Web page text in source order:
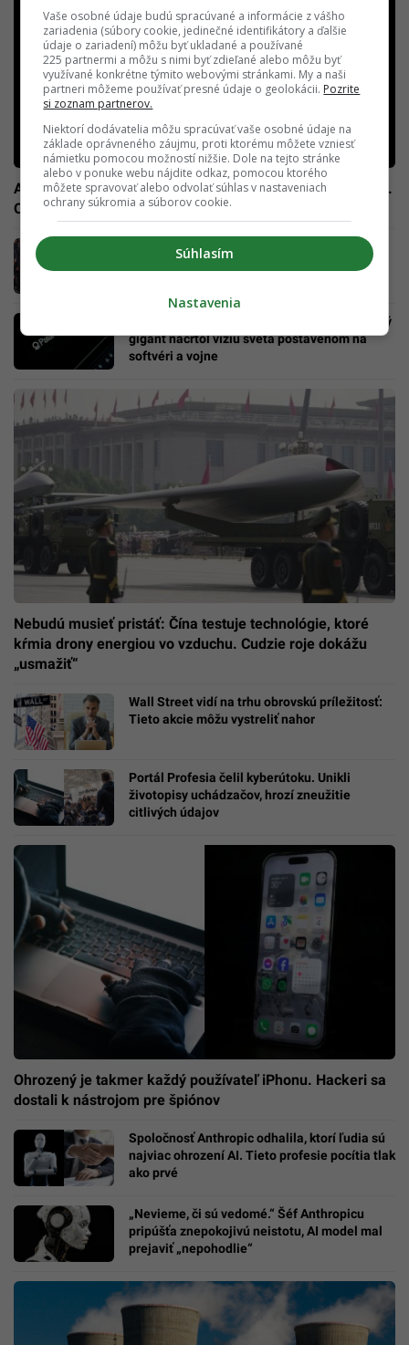
AI vystrelila technologické firmy k rekordným výsledkom.
Odborník varuje pred vážnymi rizikami
Trump priletel do Číny s Muskom, Cookom aj
šéfom Nvidie. Od Si Ťin-pchinga žiada veľkú
Ako z filmu o superzloduchovi. Technologický
gigant načrtol víziu sveta postavenom na
softvéri a vojne
Nebudú musieť pristáť: Čína testuje technológie, ktoré
kŕmia drony energiou vo vzduchu. Cudzie roje dokážu
„usmažiť“
Wall Street vidí na trhu obrovskú príležitosť:
Tieto akcie môžu vystreliť nahor
Portál Profesia čelil kyberútoku. Unikli
životopisy uchádzačov, hrozí zneužitie
citlivých údajov
Ohrozený je takmer každý používateľ iPhonu. Hackeri sa
dostali k nástrojom pre špiónov
Spoločnosť Anthropic odhalila, ktorí ľudia sú
najviac ohrození AI. Tieto profesie pocítia tlak
ako prvé
„Nevieme, či sú vedomé.“ Šéf Anthropicu
pripúšťa znepokojivú neistotu, AI model mal
prejaviť „nepohodlie“
Vaše osobné údaje budú spracúvané a informácie z vášho
zariadenia (súbory cookie, jedinečné identifikátory a ďalšie
údaje o zariadení) môžu byť ukladané a používané
225 partnermi a môžu s nimi byť zdieľané alebo môžu byť
využívané konkrétne týmito webovými stránkami. My a naši
partneri môžeme používať presné údaje o geolokácii. Pozrite
si zoznam partnerov.
Niektorí dodávatelia môžu spracúvať vaše osobné údaje na
základe oprávneného záujmu, proti ktorému môžete vzniesť
námietku pomocou možností nižšie. Dole na tejto stránke
alebo v ponuke webu nájdite odkaz, pomocou ktorého
môžete spravovať alebo odvolať súhlas v nastaveniach
ochrany súkromia a súborov cookie.
Súhlasím
Nastavenia